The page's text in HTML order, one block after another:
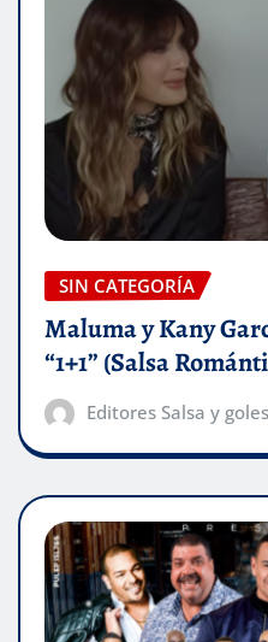
SIN CATEGORÍA
Maluma y Kany
“1+1” (Salsa
Editores Salsa y goles